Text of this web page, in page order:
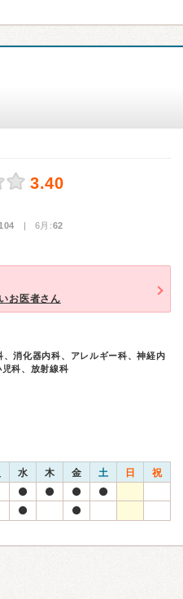
3.40
| 6月:62
お医者さん
消化器内科、アレルギー科、神経内
科、放射線科
水 木 金 土 日 祝